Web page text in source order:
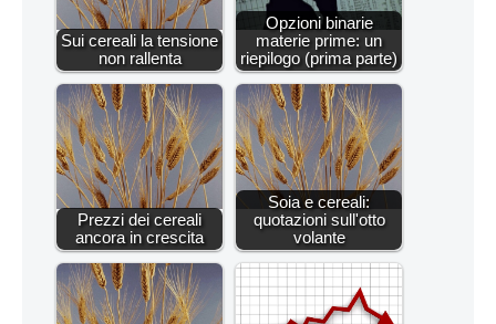
Sui cereali la tensione
non rallenta
Opzioni binarie
materie prime: un
riepilogo (prima parte)
Prezzi dei cereali
ancora in crescita
Soia e cereali:
quotazioni sull'otto
volante